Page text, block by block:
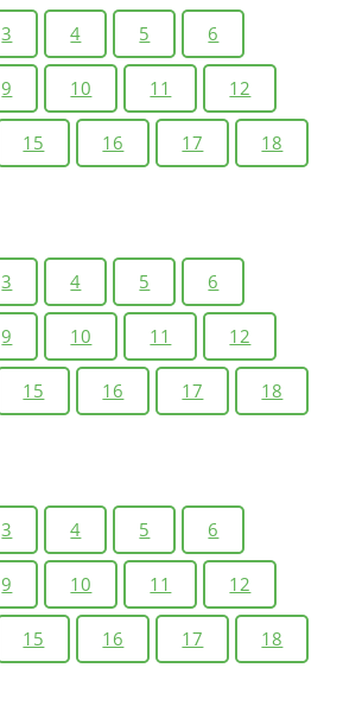
3 4 5 6
9 10 11 12
15 16 17 18
3 4 5 6
9 10 11 12
15 16 17 18
3 4 5 6
9 10 11 12
15 16 17 18